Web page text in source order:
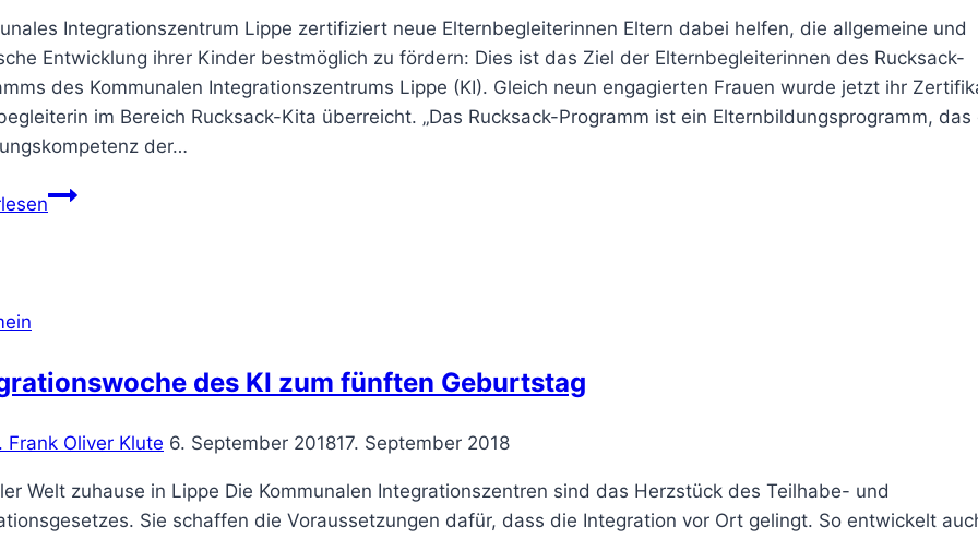
Integrationszentrum Lippe zertifiziert neue Elternbegleiterinnen Eltern dabei helfen, die allgemeine und
Entwicklung ihrer Kinder bestmöglich zu fördern: Dies ist das Ziel der Elternbegleiterinnen des Rucksack-
des Kommunalen Integrationszentrums Lippe (KI). Gleich neun engagierten Frauen wurde jetzt ihr
im Bereich Rucksack-Kita überreicht. „Das Rucksack-Programm ist ein Elternbildungsprogramm, das
der…
Rucksackprogramm
des KI zum fünften Geburtstag
Frank Oliver Klute 6. September 201817. September 2018
Welt zuhause in Lippe Die Kommunalen Integrationszentren sind das Herzstück des Teilhabe- und
Sie schaffen die Voraussetzungen dafür, dass die Integration vor Ort gelingt. So entwickelt